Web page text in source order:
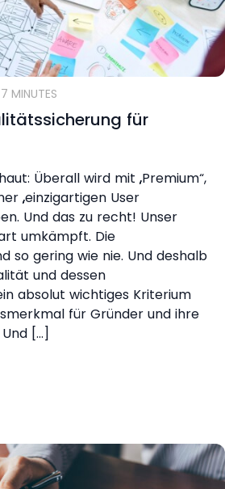
7 MINUTES
für
Überall wird mit „Premium“,
„einzigartigen User
Und das zu recht! Unser
umkämpft. Die
so gering wie nie. Und deshalb
und dessen
absolut wichtiges Kriterium
für Gründer und ihre
[…]